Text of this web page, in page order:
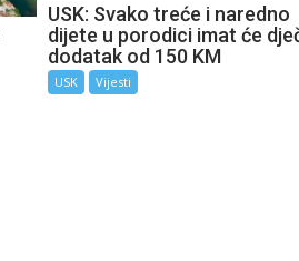
USK: Svako treće i naredno
dijete u porodici imat će
dodatak od 150 KM
USK Vijesti